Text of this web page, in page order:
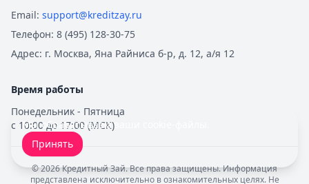
Email: support@kreditzay.ru
Телефон: 8 (495) 128-30-75
Адрес: г. Москва, Яна Райниса б-р, д. 12, а/я 12
Время работы
Понедельник - Пятница
с 10:00 до 17:00 (МСК)
©2026Кредитный Зай. Все права защищены. Информация
представлена исключительно в ознакомительных целях. Не
Мы обрабатываем ваши
Принять